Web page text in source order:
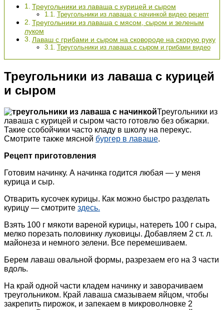
Треугольники из лаваша с курицей и сыром
Треугольники из лаваша с начинкой видео рецепт
Треугольники из лаваша с мясом, сыром и зеленым
луком
Лаваш с грибами и сыром на сковороде на скорую руку
Треугольники из лаваша с сыром и грибами видео
Треугольники из лаваша с курицей
и сыром
Треугольники из
лаваша с курицей и сыром часто готовлю без обжарки.
Такие ссобойчики часто кладу в школу на перекус.
Смотрите также мясной бургер в лаваше.
Рецепт приготовления
Готовим начинку. А начинка годится любая — у меня
курица и сыр.
Отварить кусочек курицы. Как можно быстро разделать
курицу — смотрите здесь.
Взять 100 г мякоти вареной курицы, натереть 100 г сыра,
мелко порезать половинку луковицы. Добавляем 2 ст. л.
майонеза и немного зелени. Все перемешиваем.
Берем лаваш овальной формы, разрезаем его на 3 части
вдоль.
На край одной части кладем начинку и заворачиваем
треугольником. Край лаваша смазываем яйцом, чтобы
закрепить пирожок, и запекаем в микроволновке 2